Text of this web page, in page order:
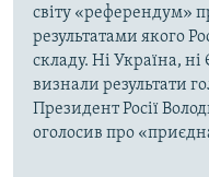
світу «референдум»
результатами якого
складу. Ні Україна,
визнали результати
Президент Росії
оголосив про